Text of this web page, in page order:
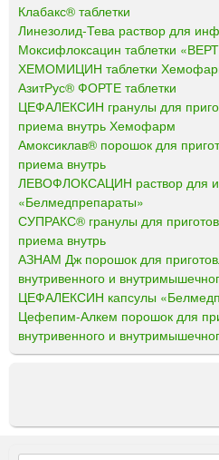
Клабакс® таблетки
Линезолид-Тева раствор для
Моксифлоксацин таблетки
ХЕМОМИЦИН таблетки
АзитРус® ФОРТЕ таблетки
ЦЕФАЛЕКСИН гранулы для
приема внутрь Хемофарм
Амоксиклав® порошок для
приема внутрь
ЛЕВОФЛОКСАЦИН раствор для
«Белмедпрепараты»
СУПРАКС® гранулы для
приема внутрь
АЗНАМ Дж порошок для
внутривенного и
ЦЕФАЛЕКСИН капсулы
Цефепим-Алкем порошок для
внутривенного и